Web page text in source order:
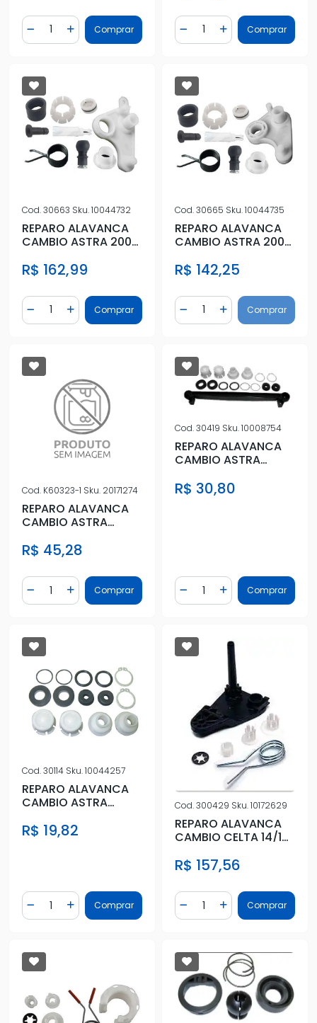
Diminuir Quantidade
Quantidade
Adicionar Quantidade
Comprar Diminuir Quantidade
Quantidade
AdicionarComprar
Cod.30663 Sku.10044732
REPARO ALAVANCA
CAMBIO ASTRA 2005
R$ 162,99
Diminuir Quantidade
Quantidade
Adicionar Quantidade
Comprar
Cod.30665 Sku.10044735
REPARO ALAVANCA
CAMBIO ASTRA 2005
R$ 142,25
Diminuir Quantidade
Quantidade
AdicionarComprar
Cod. K60323-1 Sku. 20171274
REPARO ALAVANCA
CAMBIO ASTRA
CELTA C/HASTE
R$ 45,28
Diminuir Quantidade
Quantidade
Adicionar Quantidade
Comprar
Cod.30419 Sku.10008754
REPARO ALAVANCA
CAMBIO ASTRA
CELTA C/HASTE
R$ 30,80
Diminuir Quantidade
Quantidade
AdicionarComprar
Cod.30114 Sku.10044257
REPARO ALAVANCA
CAMBIO ASTRA
CELTA MERIVA
R$ 19,82
Diminuir Quantidade
Quantidade
Adicionar Quantidade
Comprar
Cod.300429 Sku.10172629
REPARO ALAVANCA
CAMBIO CELTA 14/16
ARTICULADO
R$ 157,56
Diminuir Quantidade
Quantidade
AdicionarComprar